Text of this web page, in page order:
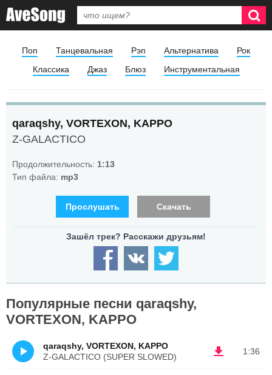
Поп Танцевальная Рэп Альтернатива
Рок
Классика
Джаз Блюз Инструментальная
qaraqshy, VORTEXON, KAPPO
Z-GALACTICO
Продолжительность: 1:13
Тип файла: mp3
Прослушать Скачать
Популярные песни qaraqshy,
VORTEXON, KAPPO
1:36
qaraqshy, VORTEXON, KAPPO
Z-GALACTICO (SUPER SLOWED)